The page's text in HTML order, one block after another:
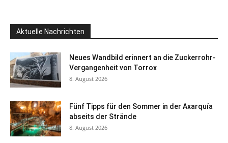
Aktuelle Nachrichten
Neues Wandbild erinnert an die Zuckerrohr-
Vergangenheit von Torrox
8. August 2026
Fünf Tipps für den Sommer in der Axarquía
abseits der Strände
8. August 2026